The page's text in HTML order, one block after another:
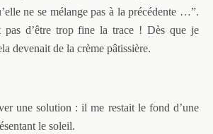
ne se mélange pas à la précédente …”.
d’être trop fine la trace ! Dès que je
devenait de la crème pâtissière.
une solution : il me restait le fond d’une
le soleil.